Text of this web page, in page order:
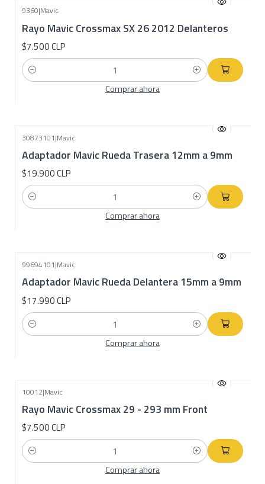
9360|Mavic
Rayo Mavic Crossmax SX 26 2012 Delanteros
$7.500 CLP
Cantidad
Comprar ahora
30873101|Mavic
Adaptador Mavic Rueda Trasera 12mm a 9mm
$19.900 CLP
Cantidad
Comprar ahora
99694101|Mavic
Adaptador Mavic Rueda Delantera 15mm a 9mm
$17.990 CLP
Cantidad
Comprar ahora
10012|Mavic
Rayo Mavic Crossmax 29 - 293 mm Front
$7.500 CLP
Cantidad
Comprar ahora